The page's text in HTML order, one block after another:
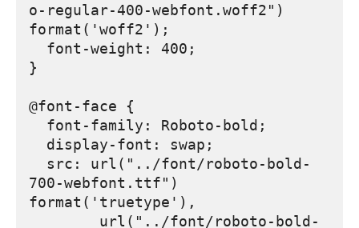
o-regular-400-webfont.woff2")
format('woff2');
}
@font-face {
700-webfont.ttf")
format('truetype'),